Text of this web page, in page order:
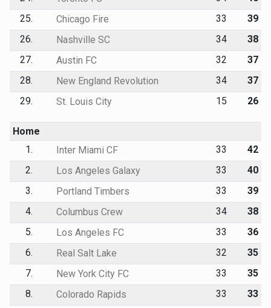
25.
Chicago Fire 33
39
26.
Nashville SC 34
38
27.
Austin FC 32
37
28.
New England Revolution 34
37
29.
St. Louis City 15 26
Home
1.
Inter Miami CF 33
42
2.
Los Angeles Galaxy 33
40
3.
Portland Timbers 33
39
4.
Columbus Crew 34
38
5.
Los Angeles FC 33
36
6.
Real Salt Lake 32
35
7.
New York City FC 33
35
8.
Colorado Rapids 33
33